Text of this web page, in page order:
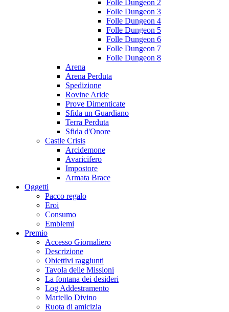
Folle Dungeon 2
Folle Dungeon 3
Folle Dungeon 4
Folle Dungeon 5
Folle Dungeon 6
Folle Dungeon 7
Folle Dungeon 8
Arena
Arena Perduta
Spedizione
Rovine Aride
Prove Dimenticate
Sfida un Guardiano
Terra Perduta
Sfida d'Onore
Castle Crisis
Arcidemone
Avaricifero
Impostore
Armata Brace
Oggetti
Pacco regalo
Eroi
Consumo
Emblemi
Premio
Accesso Giornaliero
Descrizione
Obiettivi raggiunti
Tavola delle Missioni
La fontana dei desideri
Log Addestramento
Martello Divino
Ruota di amicizia